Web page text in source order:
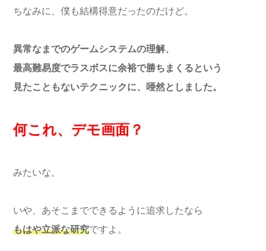
ちなみに、僕も結構得意だったのだけど。
異常なまでのゲームシステムの理解、
最高難易度でラスボスに余裕で勝ちまくるという
見たこともないテクニックに、唖然としました。
何これ、デモ画面？
みたいな。
いや、あそこまでできるように追求したなら
もはや立派な研究ですよ。